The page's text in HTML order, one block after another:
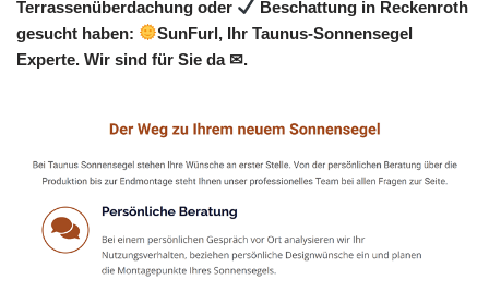
Terrassenüberdachung oder
Beschattung in Reckenroth
gesucht haben:
SunFurl, Ihr Taunus-Sonnensegel
Experte. Wir sind für Sie da ✉.